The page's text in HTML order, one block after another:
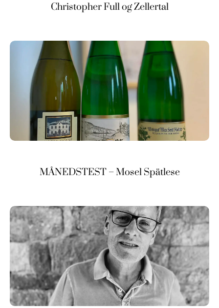
Christopher Full og Zellertal
MÅNEDSTEST – Mosel Spätlese